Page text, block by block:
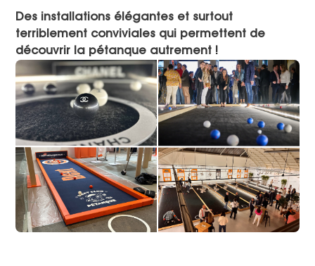
Des installations élégantes et surtout
terriblement conviviales qui permettent de
découvrir la pétanque autrement !